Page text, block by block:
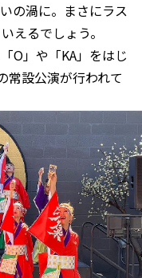
の渦に。まさにラス
えるでしょう。
O」や「KA」をはじ
常設公演が行われて